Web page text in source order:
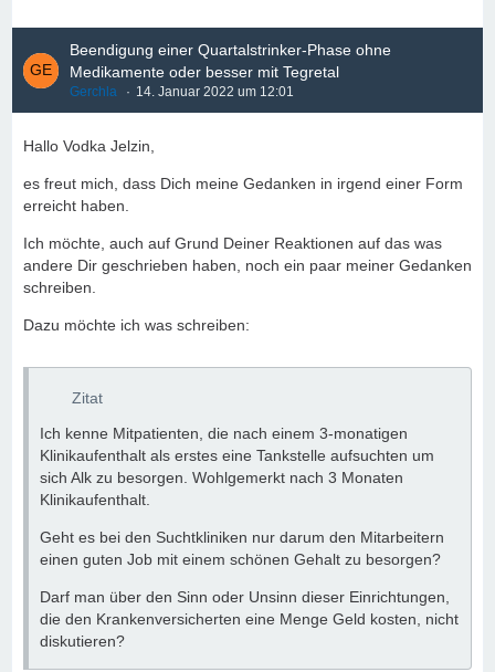
Beendigung einer Quartalstrinker-Phase ohne
Medikamente oder besser mit Tegretal
Gerchla 14. Januar 2022 um 12:01
Hallo Vodka Jelzin,
es freut mich, dass Dich meine Gedanken in irgend einer Form
erreicht haben.
Ich möchte, auch auf Grund Deiner Reaktionen auf das was
andere Dir geschrieben haben, noch ein paar meiner Gedanken
schreiben.
Dazu möchte ich was schreiben:
Zitat
Ich kenne Mitpatienten, die nach einem 3-monatigen
Klinikaufenthalt als erstes eine Tankstelle aufsuchten um
sich Alk zu besorgen. Wohlgemerkt nach 3 Monaten
Klinikaufenthalt.
Geht es bei den Suchtkliniken nur darum den Mitarbeitern
einen guten Job mit einem schönen Gehalt zu besorgen?
Darf man über den Sinn oder Unsinn dieser Einrichtungen,
die den Krankenversicherten eine Menge Geld kosten, nicht
diskutieren?